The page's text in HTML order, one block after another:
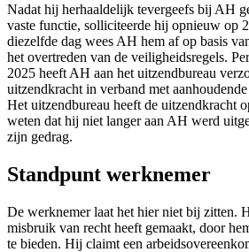
Nadat hij herhaaldelijk tevergeefs bij AH
vaste functie, solliciteerde hij opnieuw op
diezelfde dag wees AH hem af op basis
het overtreden van de veiligheidsregels.
2025 heeft AH aan het uitzendbureau
uitzendkracht in verband met
Het uitzendbureau heeft de uitzendkracht
weten dat hij niet langer aan AH werd
zijn gedrag.
Standpunt werknemer
De werknemer laat het hier niet bij zitten.
misbruik van recht heeft gemaakt, door
te bieden. Hij claimt een